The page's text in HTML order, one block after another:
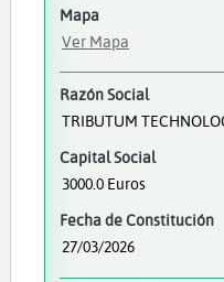
Mapa
Ver Mapa
Razón Social
TRIBUTUM
Capital Social
3000.0 Euros
Fecha de Constitución
27/03/2026